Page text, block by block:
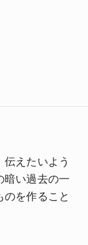
えたいよう
暗い過去の一
を作ること